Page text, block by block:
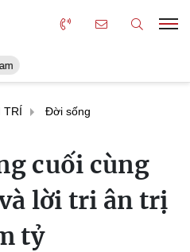
TRÍ Đời sống
cuối cùng
lời tri ân trị
tỷ